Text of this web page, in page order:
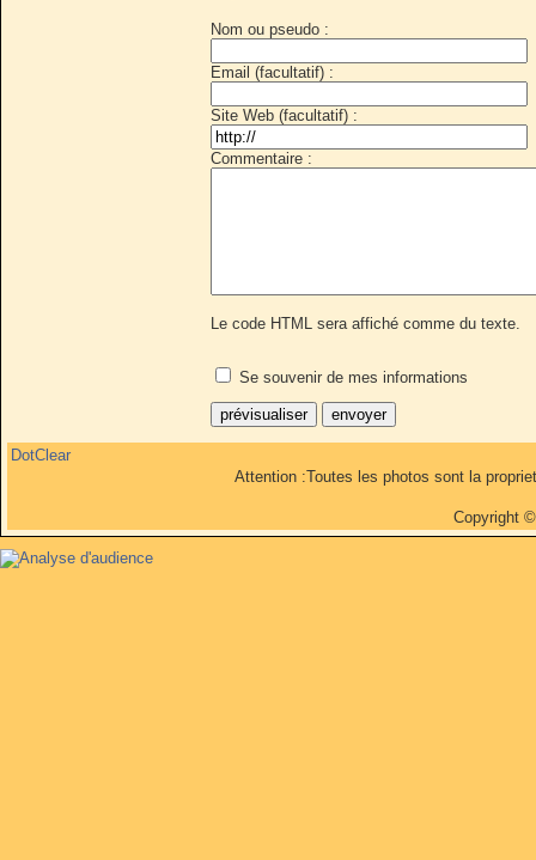
Nom ou pseudo :
Email (facultatif) :
Site Web (facultatif) :
Commentaire :
Le code HTML sera affiché comme du texte.
Se souvenir de mes informations
DotClear
Attention :Toutes les photos sont la
Copyright